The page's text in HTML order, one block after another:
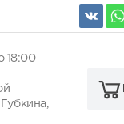
18:00